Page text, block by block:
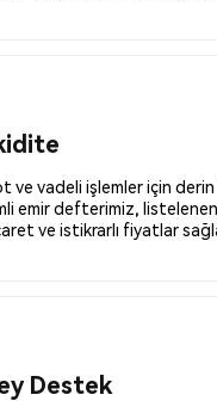
ve vadeli işlemler için
emir defterimiz,
ve istikrarlı fiyatlar
Destek